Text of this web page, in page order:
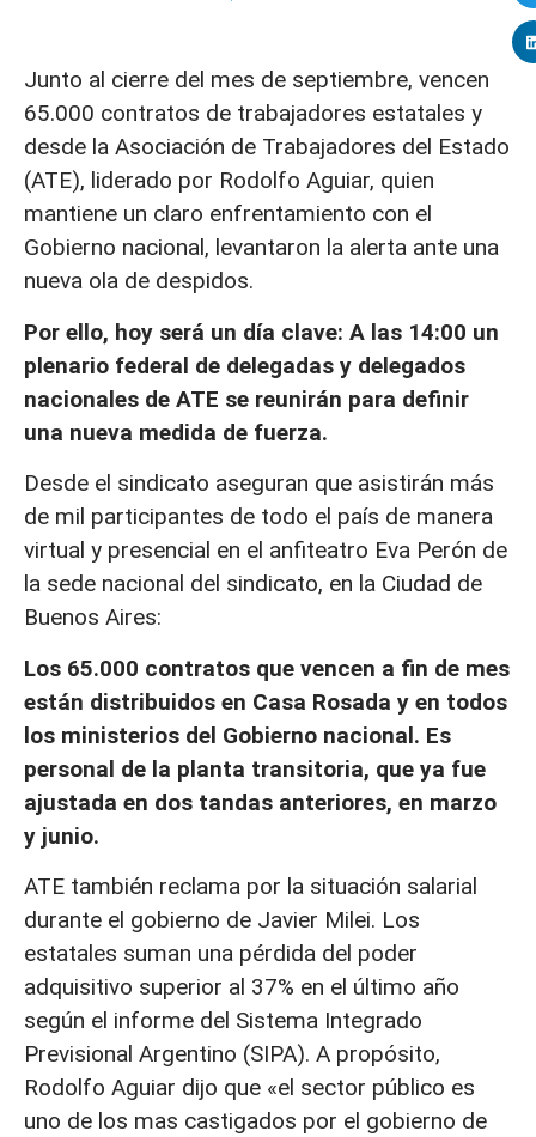
Junto al cierre del mes de septiembre, vencen
65.000 contratos de trabajadores estatales y
desde la Asociación de Trabajadores del Estado
(ATE), liderado por Rodolfo Aguiar, quien
mantiene un claro enfrentamiento con el
Gobierno nacional, levantaron la alerta ante una
nueva ola de despidos.
Por ello, hoy será un día clave: A las 14:00 un
plenario federal de delegadas y delegados
nacionales de ATE se reunirán para definir
una nueva medida de fuerza.
Desde el sindicato aseguran que asistirán más
de mil participantes de todo el país de manera
virtual y presencial en el anfiteatro Eva Perón de
la sede nacional del sindicato, en la Ciudad de
Buenos Aires:
Los 65.000 contratos que vencen a fin de mes
están distribuidos en Casa Rosada y en todos
los ministerios del Gobierno nacional. Es
personal de la planta transitoria, que ya fue
ajustada en dos tandas anteriores, en marzo
y junio.
ATE también reclama por la situación salarial
durante el gobierno de Javier Milei. Los
estatales suman una pérdida del poder
adquisitivo superior al 37% en el último año
según el informe del Sistema Integrado
Previsional Argentino (SIPA). A propósito,
Rodolfo Aguiar dijo que «el sector público es
uno de los mas castigados por el gobierno de